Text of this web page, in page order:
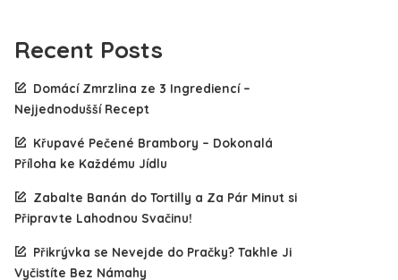
Recent Posts
Domácí Zmrzlina ze 3 Ingrediencí –
Nejjednodušší Recept
Křupavé Pečené Brambory – Dokonalá
Příloha ke Každému Jídlu
Zabalte Banán do Tortilly a Za Pár Minut si
Připravte Lahodnou Svačinu!
Přikrývka se Nevejde do Pračky? Takhle Ji
Vyčistíte Bez Námahy